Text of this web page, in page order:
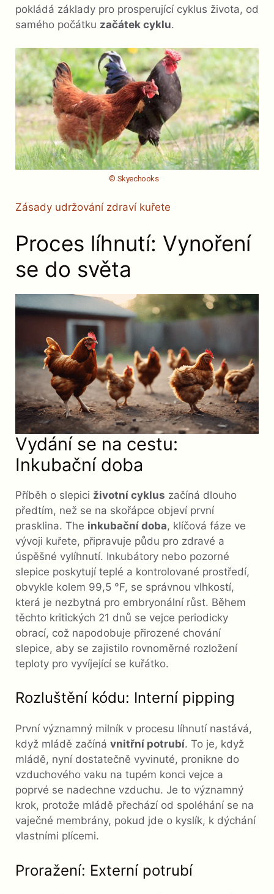
pokládá základy pro prosperující cyklus života, od
samého počátku začátek cyklu.
© Skyechooks
Zásady udržování zdraví kuřete
Proces líhnutí: Vynoření
se do světa
Vydání se na cestu:
Inkubační doba
Příběh o slepici životní cyklus začíná dlouho
předtím, než se na skořápce objeví první
prasklina. The inkubační doba, klíčová fáze ve
vývoji kuřete, připravuje půdu pro zdravé a
úspěšné vylíhnutí. Inkubátory nebo pozorné
slepice poskytují teplé a kontrolované prostředí,
obvykle kolem 99,5 °F, se správnou vlhkostí,
která je nezbytná pro embryonální růst. Během
těchto kritických 21 dnů se vejce periodicky
obrací, což napodobuje přirozené chování
slepice, aby se zajistilo rovnoměrné rozložení
teploty pro vyvíjející se kuřátko.
Rozluštění kódu: Interní pipping
První významný milník v procesu líhnutí nastává,
když mládě začíná vnitřní potrubí. To je, když
mládě, nyní dostatečně vyvinuté, pronikne do
vzduchového vaku na tupém konci vejce a
poprvé se nadechne vzduchu. Je to významný
krok, protože mládě přechází od spoléhání se na
vaječné membrány, pokud jde o kyslík, k dýchání
vlastními plícemi.
Proražení: Externí potrubí